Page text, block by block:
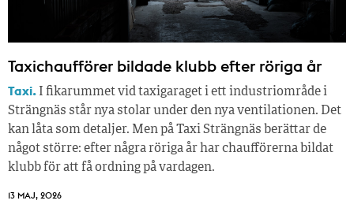
Taxichaufförer bildade klubb efter röriga år
Taxi. I fikarummet vid taxigaraget i ett industriområde i
Strängnäs står nya stolar under den nya ventilationen. Det
kan låta som detaljer. Men på Taxi Strängnäs berättar de
något större: efter några röriga år har chaufförerna bildat
klubb för att få ordning på vardagen.
13 MAJ, 2026